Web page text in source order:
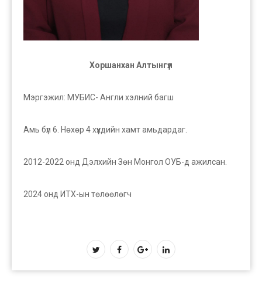
Хоршанхан Алтынгүл
Мэргэжил: МУБИС- Англи хэлний багш
Амь бүл 6. Нөхөр 4 хүүхдийн хамт амьдардаг.
2012-2022 онд Дэлхийн Зөн Монгол ОУБ-д ажилсан.
2024 онд ИТХ-ын төлөөлөгч